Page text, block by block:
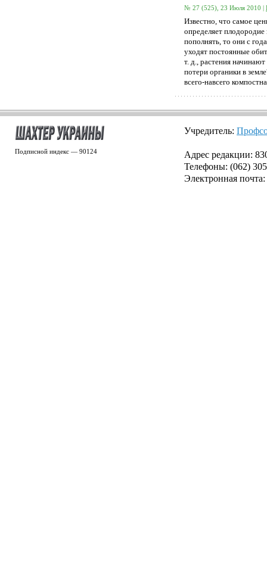
№ 27 (525), 23 Июля 2010 |
Известно, что самое
определяет
пополнять, то они с
уходят постоянные
т. д., растения
потери органики в
всего-навсего
Подписной индекс — 90124
Учредитель:
Адрес редакции:
Телефоны: (062)
Электронная почта: